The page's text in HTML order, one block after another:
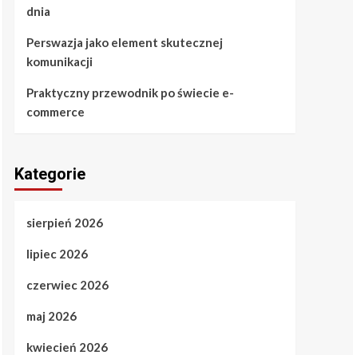
dnia
Perswazja jako element skutecznej
komunikacji
Praktyczny przewodnik po świecie e-
commerce
Kategorie
sierpień 2026
lipiec 2026
czerwiec 2026
maj 2026
kwiecień 2026